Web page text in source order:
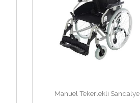
Manuel Tekerlekli Sandalye